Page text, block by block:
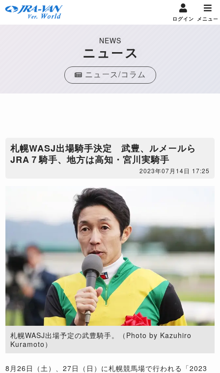
ログイン メニュー
NEWS
ニュース
ニュース/コラム
札幌WASJ出場騎手決定 武豊、ルメールら
JRA７騎手、地方は高知・宮川実騎手
2023年07月14日 17:25
札幌WASJ出場予定の武豊騎手。（Photo by Kazuhiro
Kuramoto）
8月26日（土）、27日（日）に札幌競馬場で行われる「2023